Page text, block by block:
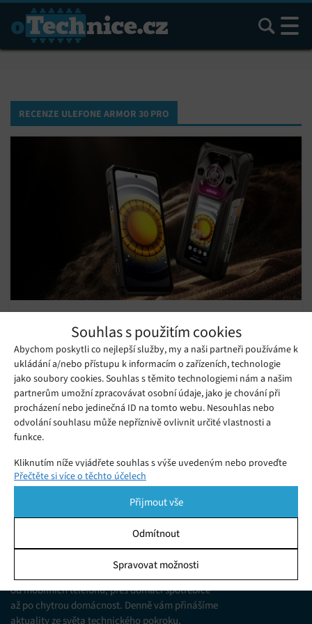
Souhlas s použitím cookies
Abychom poskytli co nejlepší služby, my a naši partneři používáme k
ukládání a/nebo přístupu k informacím o zařízeních, technologie
jako soubory cookies. Souhlas s těmito technologiemi nám a našim
partnerům umožní zpracovávat osobní údaje, jako je chování při
procházení nebo jedinečná ID na tomto webu. Nesouhlas nebo
odvolání souhlasu může nepříznivě ovlivnit určité vlastnosti a
funkce.
Kliknutím níže vyjádřete souhlas s výše uvedeným nebo proveďte
podrobnější rozhodnutí. Vaše volby budou použity pouze na tomto
pomocí přepínačů v Zásadách cookies nebo kliknutím na tlačítko
Spravovat souhlas ve spodní části obrazovky.
Ukládání a/nebo přístup k informacím v zařízení, Porozumění
publiku prostřednictvím statistik nebo kombinací údajů z
různých zdrojů.
Přečtěte si více o těchto účelech
Přijmout vše
Odmítnout
Spravovat možnosti
Hledat
RECENZE ULEFONE ARMOR 30 PRO
Pondělí 29. 09. 2025 Adéla
Recenze Ulefone Armor 30 Pro: odolný telefon s 12 800 mAh
baterií, kvalitními fotoaparáty, duálním displejem a funkcí
nočního vidění.
Jsme web zajímající se o technologické novinky
od mobilních telefonů, přes domácí spotřebiče
až po chytrou domácnost. Denně vám přinášíme
aktuality ze světa technického pokroku,